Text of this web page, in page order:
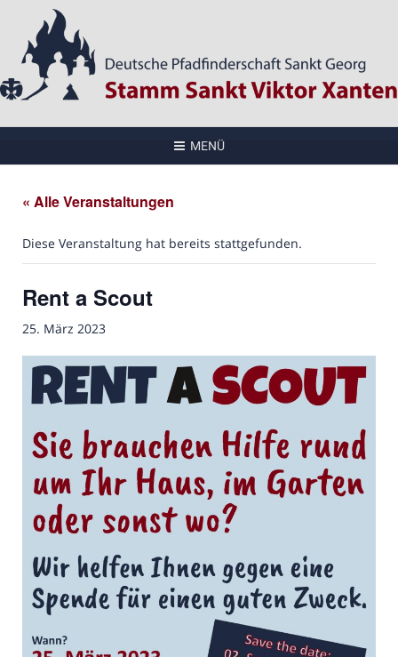
MENÜ
« Alle Veranstaltungen
Diese Veranstaltung hat bereits stattgefunden.
Rent a Scout
25. März 2023